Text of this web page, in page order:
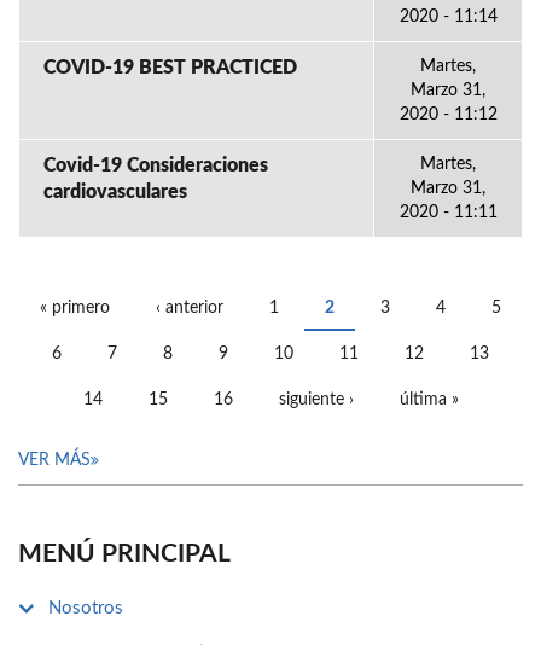
2020 - 11:14
COVID-19 BEST PRACTICED
Martes,
Marzo 31,
2020 - 11:12
Covid-19 Consideraciones
cardiovasculares
Martes,
Marzo 31,
2020 - 11:11
« primero ‹ anterior 1 2 3 4 5
6 7 8 9 10 11 12 13
14 15 16 siguiente › última »
VER MÁS
MENÚ PRINCIPAL
Nosotros